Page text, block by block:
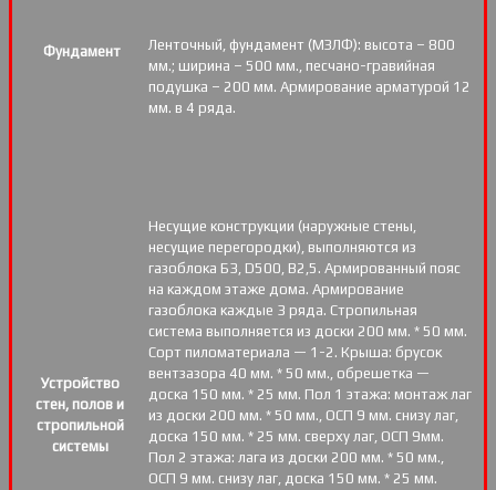
Фундамент
Ленточный, фундамент (МЗЛФ): высота – 800
мм.; ширина – 500 мм., песчано-гравийная
подушка – 200 мм. Армирование арматурой 12
мм. в 4 ряда.
Устройство
стен, полов и
стропильной
системы
Несущие конструкции (наружные стены,
несущие перегородки), выполняются из
газоблока Б3, D500, В2,5. Армированный пояс
на каждом этаже дома. Армирование
газоблока каждые 3 ряда. Стропильная
система выполняется из доски 200 мм. * 50 мм.
Сорт пиломатериала — 1-2. Крыша: брусок
вентзазора 40 мм. * 50 мм., обрешетка —
доска 150 мм. * 25 мм. Пол 1 этажа: монтаж лаг
из доски 200 мм. * 50 мм., ОСП 9 мм. снизу лаг,
доска 150 мм. * 25 мм. сверху лаг, ОСП 9мм.
Пол 2 этажа: лага из доски 200 мм. * 50 мм.,
ОСП 9 мм. снизу лаг, доска 150 мм. * 25 мм.